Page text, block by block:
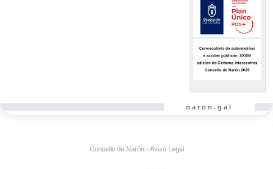
naron.gal
Concello de Narón - Aviso Legal